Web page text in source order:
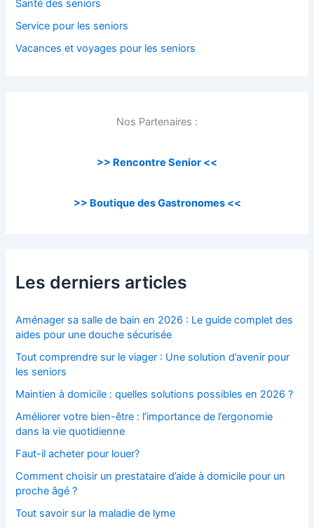
Santé des seniors
Service pour les seniors
Vacances et voyages pour les seniors
Nos Partenaires :
>> Rencontre Senior <<
>> Boutique des Gastronomes <<
Les derniers articles
Aménager sa salle de bain en 2026 : Le guide complet des
aides pour une douche sécurisée
Tout comprendre sur le viager : Une solution d’avenir pour
les seniors
Maintien à domicile : quelles solutions possibles en 2026 ?
Améliorer votre bien-être : l’importance de l’ergonomie
dans la vie quotidienne
Faut-il acheter pour louer?
Comment choisir un prestataire d’aide à domicile pour un
proche âgé ?
Tout savoir sur la maladie de lyme